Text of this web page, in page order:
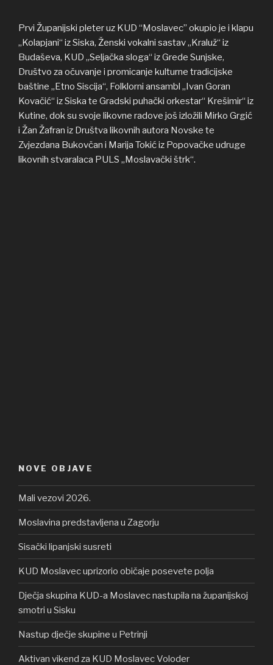
Prvi Županijski pleter uz KUD “Moslavec” okupio je i klapu
„Kolapjani“ iz Siska, Ženski vokalni sastav „Kraluž“ iz
Budaševa, KUD „Seljačka sloga“ iz Grede Sunjske,
Društvo za očuvanje i promicanje kulturne tradicijske
baštine „Etno Siscija“, Folklorni ansambl „Ivan Goran
Kovačić“ iz Siska te Gradski puhački orkestar“ Krešimir“ iz
Kutine, dok su svoje likovne radove još izložili Mirko Grgić
i Žan Žafran iz Društva likovnih autora Novske te
Zvjezdana Bukovčan i Marija Tokić iz Popovačke udruge
likovnih stvaralaca PULS „Moslavački štrk“.
NOVE OBJAVE
Mali vezovi 2026.
Moslavina predstavljena u Zagorju
Sisački lipanjski susreti
KUD Moslavec uprizorio običaje posevete polja
Dječja skupina KUD-a Moslavec nastupila na županijskoj
smotri u Sisku
Nastup dječje skupine u Petrinji
Aktivan vikend za KUD Moslavec Voloder